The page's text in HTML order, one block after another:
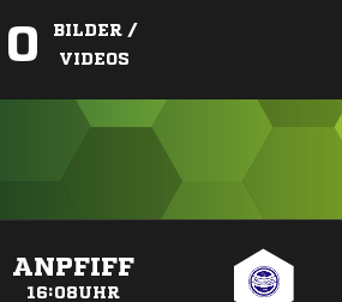
0
BILDER /
VIDEOS
ANPFIFF
16:08UHR